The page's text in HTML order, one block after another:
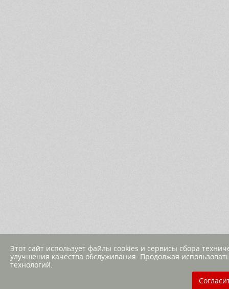
Этот сайт использует файлы cookies и сервисы сбора
улучшения качества обслуживания. Продолжая
технологий.